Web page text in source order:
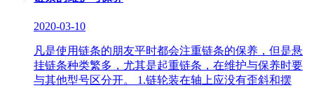
2020-03-10
凡是使用链条的朋友平时都会注重链条的保养，但是悬
挂链条种类繁多，尤其是起重链条，在维护与保养时要
与其他型号区分开。 1.链轮装在轴上应没有歪斜和摆